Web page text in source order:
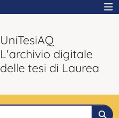
UniTesiAQ
L'archivio digitale
delle tesi di Laurea